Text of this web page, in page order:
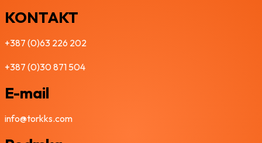
KONTAKT
+387 (0)63 226 202
+387 (0)30 871 504
E-mail
info@torkks.com